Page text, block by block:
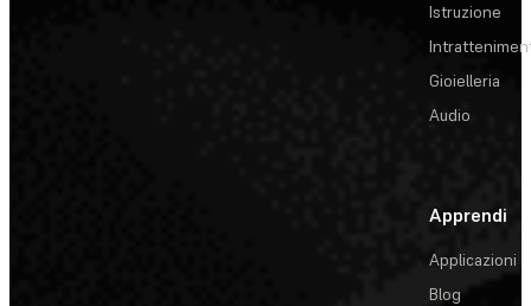
Istruzione
Gioielleria
Audio
Apprendi
Applicazioni
Blog